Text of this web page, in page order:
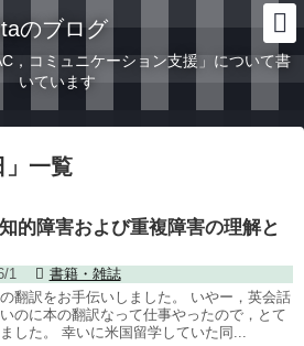
のブログ
，コミュニケーション支援」について書
いています
」 一覧
的障害および重複障害の理解と
1
書籍・雑誌
翻訳をお手伝いしました。 いやー，英会話
のに本の翻訳なって仕事やったので，とて
した。 幸いに米国留学していた同...